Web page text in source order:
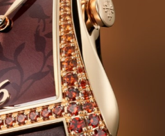
字楼10层1013室（需提前预约
（需提前预约）
维修授权店3楼（需提前预约）
店1楼（需提前预约）
店1楼（需提前预约）
）C座17层17-B（需提前预
室（需提前预约）